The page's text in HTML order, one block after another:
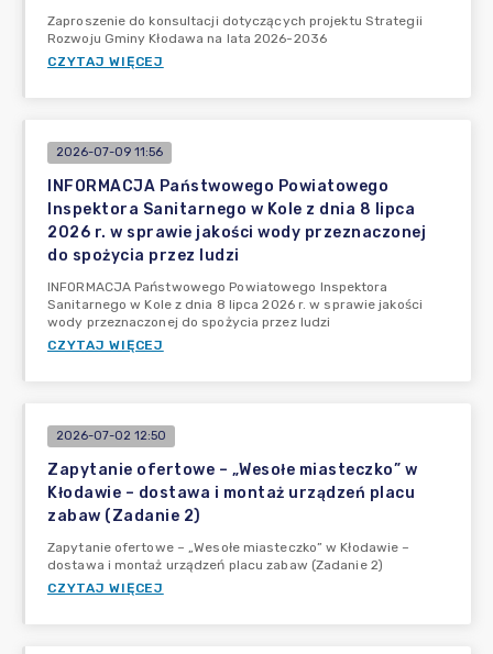
Zaproszenie do konsultacji dotyczących projektu Strategii
Rozwoju Gminy Kłodawa na lata 2026-2036
CZYTAJ WIĘCEJ
2026-07-09 11:56
INFORMACJA Państwowego Powiatowego
Inspektora Sanitarnego w Kole z dnia 8 lipca
2026 r. w sprawie jakości wody przeznaczonej
do spożycia przez ludzi
INFORMACJA Państwowego Powiatowego Inspektora
Sanitarnego w Kole z dnia 8 lipca 2026 r. w sprawie jakości
wody przeznaczonej do spożycia przez ludzi
CZYTAJ WIĘCEJ
2026-07-02 12:50
Zapytanie ofertowe – „Wesołe miasteczko” w
Kłodawie – dostawa i montaż urządzeń placu
zabaw (Zadanie 2)
Zapytanie ofertowe – „Wesołe miasteczko” w Kłodawie –
dostawa i montaż urządzeń placu zabaw (Zadanie 2)
CZYTAJ WIĘCEJ